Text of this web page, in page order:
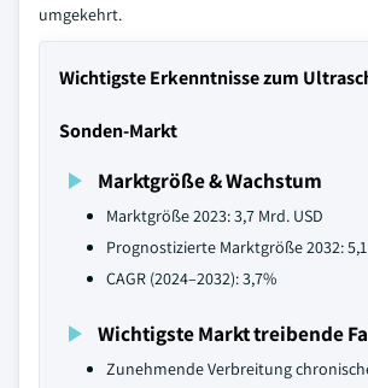
umgekehrt.
Wichtigste Erkenntnisse zum
Sonden-Markt
Marktgröße & Wachstum
Marktgröße 2023: 3,7 Mrd. USD
Prognostizierte Marktgröße 2032: 5,1
CAGR (2024–2032): 3,7%
Wichtigste Markt treibende
Zunehmende Verbreitung